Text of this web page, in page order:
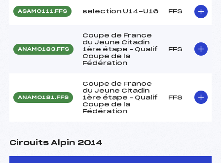
ASAM0111.FFS selection U14-U16 FFS
ANAM0183.FFS
Coupe de France
du Jeune Citadin
1ère étape – Qualif
Coupe de la
Fédération
FFS
ANAM0181.FFS
Coupe de France
du Jeune Citadin
1ère étape – Qualif
Coupe de la
Fédération
FFS
Circuits Alpin 2014